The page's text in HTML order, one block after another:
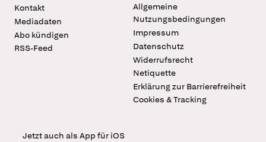
Kontakt
Mediadaten
Abo kündigen
RSS-Feed
Allgemeine
Nutzungsbedingungen
Impressum
Datenschutz
Widerrufsrecht
Netiquette
Erklärung zur Barrierefreiheit
Cookies & Tracking
Jetzt auch als App für iOS